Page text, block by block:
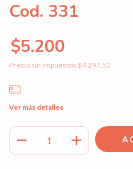
Cod. 331
$5.200
Precio sin impuestos $4.297,52
Ver más detalles